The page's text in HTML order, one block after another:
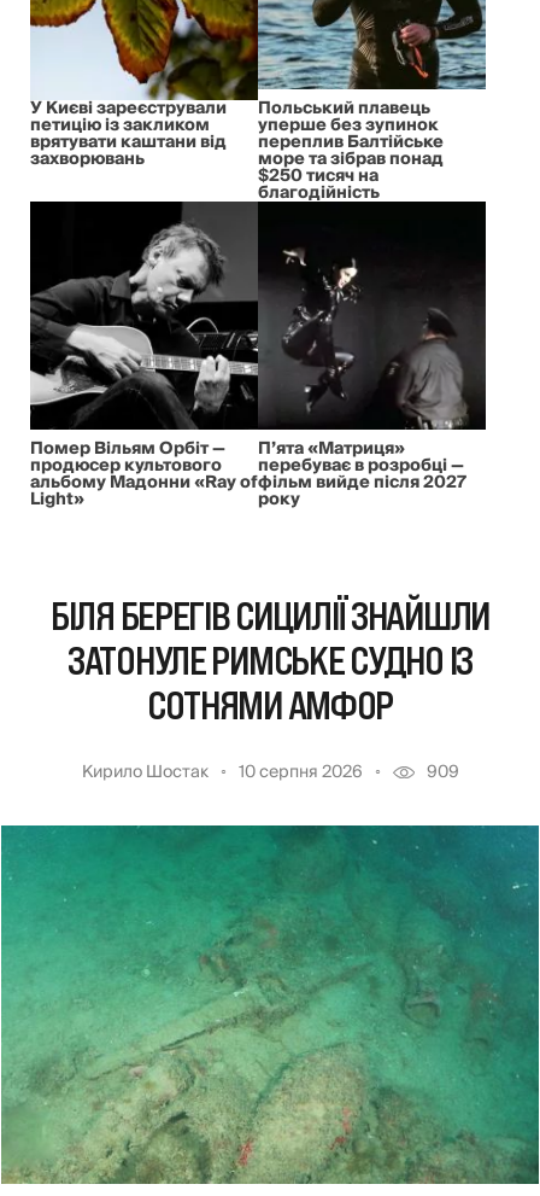
У Києві зареєстрували
петицію із закликом
врятувати каштани від
захворювань
Польський плавець
уперше без зупинок
переплив Балтійське
море та зібрав понад
$250 тисяч на
благодійність
Помер Вільям Орбіт —
продюсер культового
альбому Мадонни «Ray of
Light»
П’ята «Матриця»
перебуває в розробці —
фільм вийде після 2027
року
БІЛЯ БЕРЕГІВ СИЦИЛІЇ ЗНАЙШЛИ
ЗАТОНУЛЕ РИМСЬКЕ СУДНО ІЗ
СОТНЯМИ АМФОР
Кирило Шостак 10 серпня 2026 909